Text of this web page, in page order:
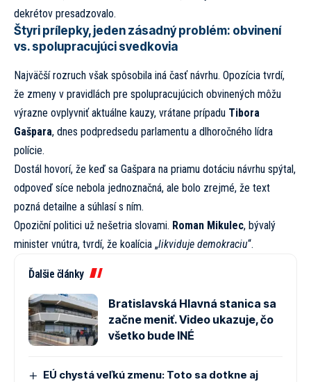
dekrétov presadzovalo.
Štyri prílepky, jeden zásadný problém: obvinení
vs. spolupracujúci svedkovia
Najväčší rozruch však spôsobila iná časť návrhu. Opozícia tvrdí,
že zmeny v pravidlách pre spolupracujúcich obvinených môžu
výrazne ovplyvniť aktuálne kauzy, vrátane prípadu Tibora
Gašpara, dnes podpredsedu parlamentu a dlhoročného lídra
polície.
Dostál hovorí, že keď sa Gašpara na priamu dotáciu návrhu spýtal,
odpoveď síce nebola jednoznačná, ale bolo zrejmé, že text
pozná detailne a súhlasí s ním.
Opoziční politici už nešetria slovami. Roman Mikulec, bývalý
minister vnútra, tvrdí, že koalícia „likviduje demokraciu“.
Ďalšie články
Bratislavská Hlavná stanica sa
začne meniť. Video ukazuje, čo
všetko bude INÉ
EÚ chystá veľkú zmenu: Toto sa dotkne aj